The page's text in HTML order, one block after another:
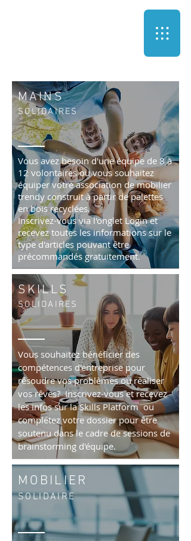
MAINS
SOLIDAIRES
Vous avez besoin d'une équipe de 8 à
12 volontaires ou vous souhaitez
équiper votre association de mobilier
trendy construit à partir de palettes
en bois recyclées.
Inscrivez-vous via l'onglet Login et
recevez toutes les informations sur le
type d'articles pouvant être
précommandés gratuitement.
SKILLS
SOLIDAIRES
Vous souhaitez bénéficier des
compétences d'entreprise pour
résoudre vos problèmes ou réaliser
vos rêves? Inscrivez-vous et recevez
les infos sur la Skills Platform ou
complétez votre dossier pour être
soutenu dans le cadre de sessions de
brainstorming d'équipe.
MOBILIER
SOLIDAIRE